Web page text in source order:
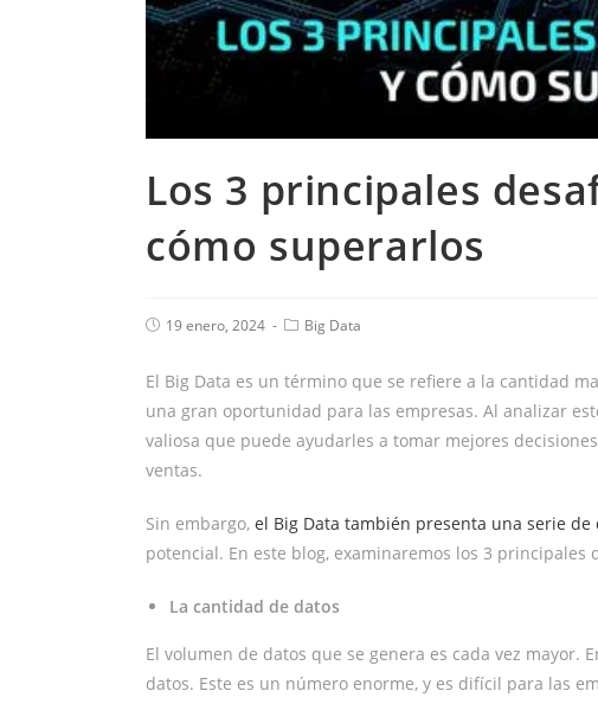
Los 3 principales
cómo superarlos
19 enero, 2024 Big Data
El Big Data es un término que se refiere a la cantidad
una gran oportunidad para las empresas. Al analizar
valiosa que puede ayudarles a tomar mejores
ventas.
Sin embargo, el Big Data también presenta una serie de
potencial. En este blog, examinaremos los 3 principales
La cantidad de datos
El volumen de datos que se genera es cada vez mayor.
datos. Este es un número enorme, y es difícil para las